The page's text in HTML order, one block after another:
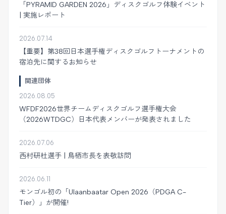
「PYRAMID GARDEN 2026」ディスクゴルフ体験イベント
| 実施レポート
2026.07.14
【重要】第38回日本選手権ディスクゴルフトーナメントの
宿泊先に関するお知らせ
関連団体
2026.08.05
WFDF2026世界チームディスクゴルフ選手権大会
（2026WTDGC）日本代表メンバーが発表されました
2026.07.06
西村研杜選手 | 鳥栖市長を表敬訪問
2026.06.11
モンゴル初の「Ulaanbaatar Open 2026（PDGA C-
Tier）」が開催!